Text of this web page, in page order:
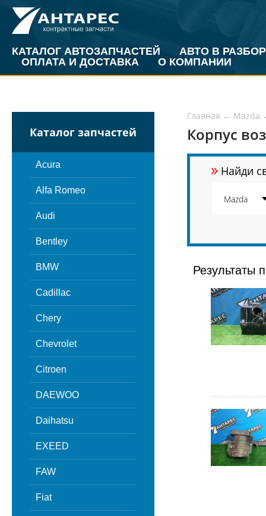
КАТАЛОГ АВТОЗАПЧАСТЕЙ
АВТО В РАЗБОР
ОПЛАТА И ДОСТАВКА
О КОМПАНИИ
Каталог запчастей
Acura
Alfa Romeo
Audi
Bentley
BMW
Cadillac
Chery
Chevrolet
Citroen
DAEWOO
Daihatsu
EXEED
FAW
Fiat
Главная ← Mazda
Корпус
» Найди
Результаты